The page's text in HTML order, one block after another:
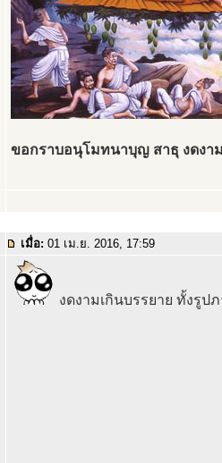
ขอกราบอนุโมทนาบุญ สาธุ งดงา
เมื่อ: 01 เม.ย. 2016, 17:59
งดงามเกินบรรยาย ทั้งรู